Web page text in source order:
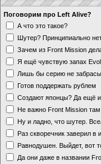
Поговорим про Left Alive?
А что это такое?
Шутер? Принципиально
Зачем из Front Mission
Я ещё чувствую запах
Лишь бы серию не
Готов поддержать рублем
Создают японцы? Да ещё и
Не важно Front Mission там
Ну и ладно, что шутер.
Раз скворечник заверил
Равнодушен. Выйдет, вот
Да они даже в названии